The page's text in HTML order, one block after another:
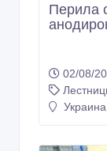
Перила
02/08/